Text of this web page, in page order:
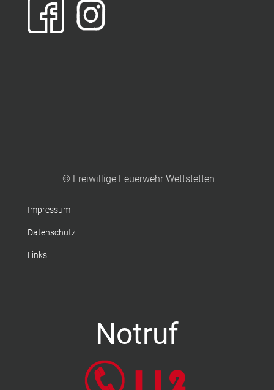
© Freiwillige Feuerwehr Wettstetten
Impressum
Datenschutz
Links
Notruf